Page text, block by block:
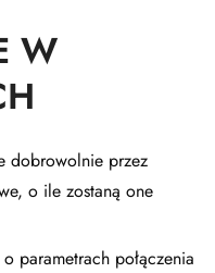
W
dobrowolnie przez
o ile zostaną one
parametrach połączenia